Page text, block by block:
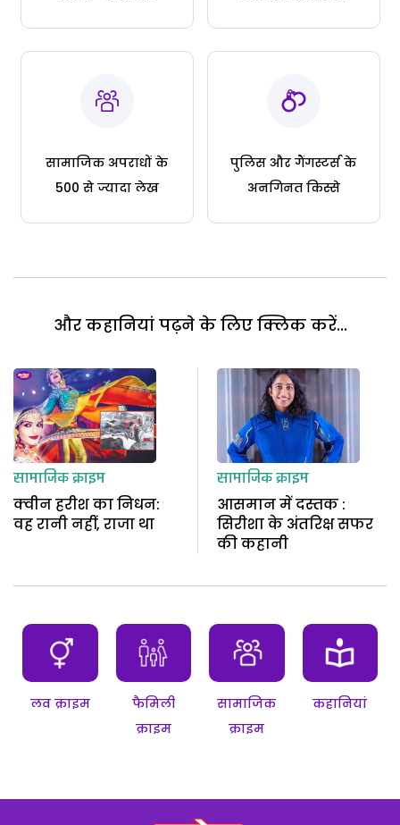
सामाजिक अपराधों के
500 से ज्यादा लेख
पुलिस और गैंगस्टर्स के
अनगिनत किस्से
और कहानियां पढ़ने के लिए क्लिक करें...
सामाजिक क्राइम
क्वीन हरीश का निधन:
वह रानी नहीं, राजा था
सामाजिक क्राइम
आसमान में दस्तक :
सिरीशा के अंतरिक्ष सफर
की कहानी
लव क्राइम
फैमिली
क्राइम
सामाजिक
क्राइम
कहानियां